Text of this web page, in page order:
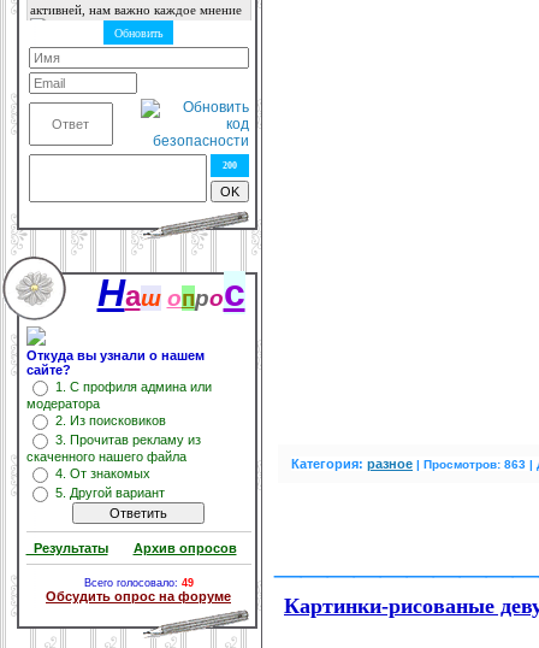
200
Наш опрос
Откуда вы узнали о нашем
сайте?
1. С профиля админа или
модератора
2. Из поисковиков
3. Прочитав рекламу из
скаченного нашего файла
4. От знакомых
5. Другой вариант
Результаты Архив опросов
Всего голосовало: 49
Обсудить опрос на форуме
Категория: разное | Просмотров: 863 |
Картинки-рисованые